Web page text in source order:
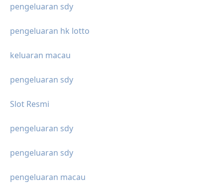
pengeluaran sdy
pengeluaran hk lotto
keluaran macau
pengeluaran sdy
Slot Resmi
pengeluaran sdy
pengeluaran sdy
pengeluaran macau